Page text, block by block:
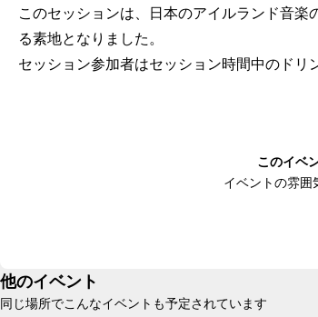
このセッションは、日本のアイルランド音
る素地となりました。
セッション参加者はセッション時間中のドリ
このイベ
イベントの雰囲
他のイベント
同じ場所でこんなイベントも予定されています